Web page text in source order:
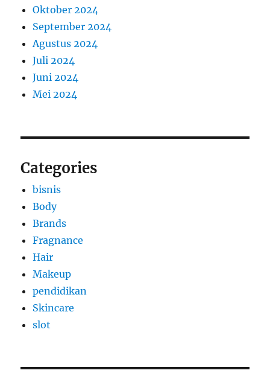
Oktober 2024
September 2024
Agustus 2024
Juli 2024
Juni 2024
Mei 2024
Categories
bisnis
Body
Brands
Fragnance
Hair
Makeup
pendidikan
Skincare
slot